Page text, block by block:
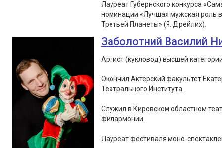
Лауреат Губернского конкурса
номинации «Лучшая мужская роль в
Третьей Планеты» (Я. Дрейлих).
Заболотний Василий
Артист (кукловод) высшей
Окончил Актерский факультет
Театрального Института.
Служил в Кировском областном
филармонии.
Лауреат фестиваля моно-